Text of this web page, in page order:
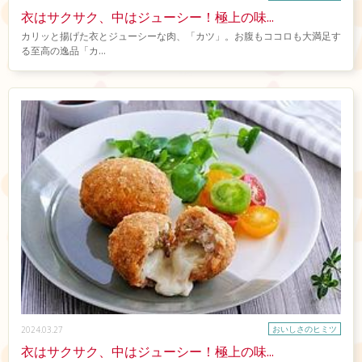
衣はサクサク、中はジューシー！極上の味...
カリッと揚げた衣とジューシーな肉、「カツ」。お腹もココロも大満足す
る至高の逸品「カ...
2024.03.27 おいしさのヒミツ
衣はサクサク、中はジューシー！極上の味...